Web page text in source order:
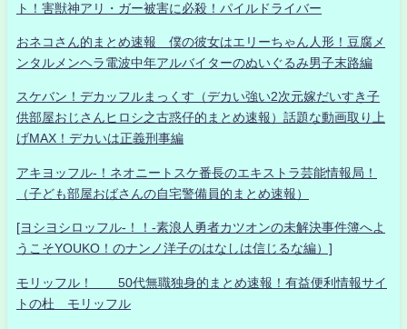
ト！害獣神アリ・ガー被害に必殺！パイルドライバー
おネコさん的まとめ速報 僕の彼女はエリーちゃん人形！豆腐メ
ンタルメンヘラ電波中年アルバイターのぬいぐるみ男子末路編
スケバン！デカッフルまっくす（デカい強い2次元嫁だいすき子
供部屋おじさんヒロシ之古惑仔的まとめ速報）話題な動画取り上
げMAX！デカいは正義刑事編
アキヨッフル-！ネオニートスケ番長のエキストラ芸能情報局！
（子ども部屋おばさんの自宅警備員的まとめ速報）
[ヨシヨシロッフル-！！-素浪人勇者カツオンの未解決事件簿へよ
うこそYOUKO！のナンノ洋子のはなしは信じるな編）]
モリッフル！ 50代無職独身的まとめ速報！有益便利情報サイ
トの杜 モリッフル